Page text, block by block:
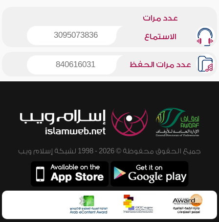
عدد مرات
الاستماع 3095073836
عدد مرات الحفظ 840616031
جميع الحقوق محفوظة © 2026 - 1998 لشبكة إسلام ويب